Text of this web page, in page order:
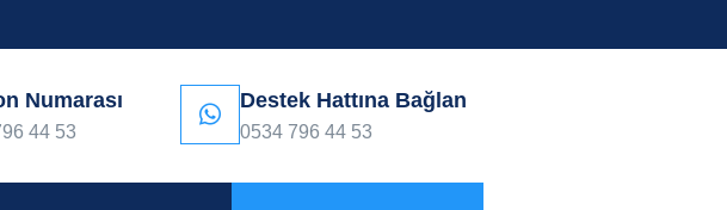
Numarası
44 53
Destek Hattına Bağlan
0534 796 44 53